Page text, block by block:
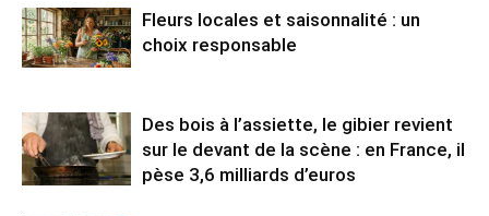
Fleurs locales et saisonnalité : un
choix responsable
Des bois à l’assiette, le gibier revient
sur le devant de la scène : en France, il
pèse 3,6 milliards d’euros